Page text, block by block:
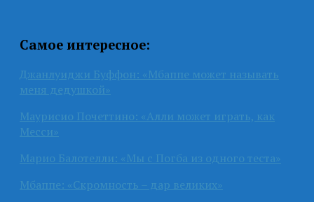
Самое интересное:
Джанлуиджи Буффон: «Мбаппе может называть
меня дедушкой»
Маурисио Почеттино: «Алли может играть, как
Месси»
Марио Балотелли: «Мы с Погба из одного теста»
Мбаппе: «Скромность – дар великих»